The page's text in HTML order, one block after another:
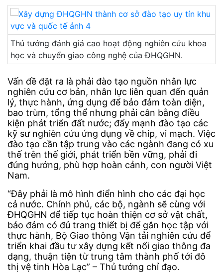
Thủ tướng đánh giá cao hoạt động nghiên cứu khoa
học và chuyển giao công nghệ của ĐHQGHN.
Vấn đề đặt ra là phải đào tạo nguồn nhân lực
nghiên cứu cơ bản, nhân lực liên quan đến quản
lý, thực hành, ứng dụng để bảo đảm toàn diện,
bao trùm, tổng thể nhưng phải cân bằng điều
kiện phát triển đất nước; đẩy mạnh đào tạo các
kỹ sư nghiên cứu ứng dụng về chip, vi mạch. Việc
đào tạo cần tập trung vào các ngành đang có xu
thế trên thế giới, phát triển bền vững, phải đi
đúng hướng, phù hợp hoàn cảnh, con người Việt
Nam.
“Đây phải là mô hình điển hình cho các đại học
cả nước. Chính phủ, các bộ, ngành sẽ cùng với
ĐHQGHN để tiếp tục hoàn thiện cơ sở vật chất,
bảo đảm có đủ trang thiết bị để gắn học tập với
thực hành, Bộ Giao thông Vận tải nghiên cứu để
triển khai đầu tư xây dựng kết nối giao thông đa
dạng, thuận tiện từ trung tâm thành phố tới đô
thị vệ tinh Hòa Lạc” – Thủ tướng chỉ đạo.